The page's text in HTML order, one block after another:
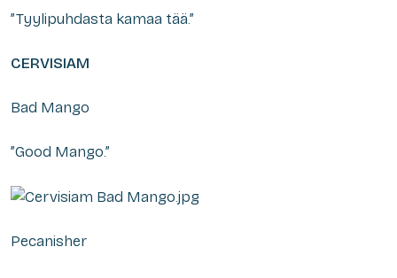
”Tyylipuhdasta kamaa tää.”
CERVISIAM
Bad Mango
”Good Mango.”
Pecanisher